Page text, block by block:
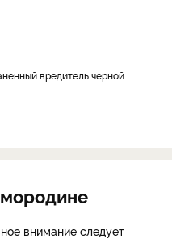
внимание следует